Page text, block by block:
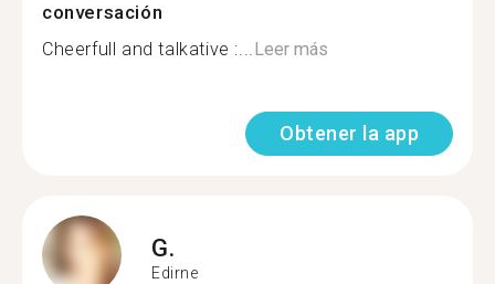
conversación
Cheerfull and talkative :...Leer más
Obtener la app
G.
Edirne